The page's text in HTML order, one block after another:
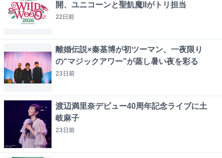
開、ユニコーンと聖飢魔IIがトリ担当
22日前
離婚伝説×秦基博が初ツーマン、一夜限り
の“マジックアワー”が蒸し暑い夜を彩る
23日前
渡辺満里奈デビュー40周年記念ライブに土
岐麻子
23日前